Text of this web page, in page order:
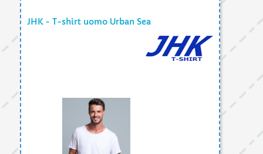
JHK - T-shirt uomo Urban Sea